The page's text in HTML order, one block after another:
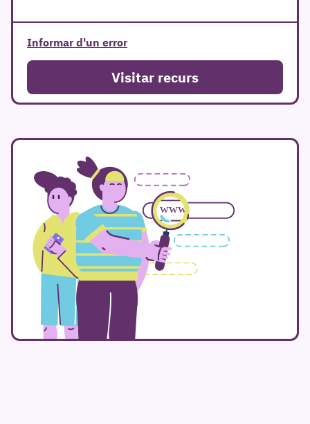
Informar d'un error
Visitar recurs